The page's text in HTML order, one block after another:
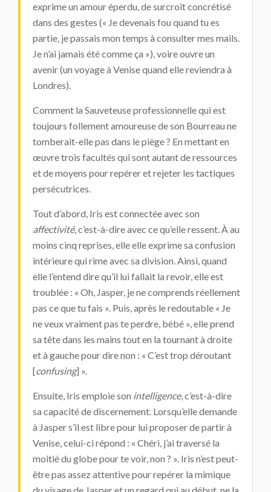
exprime un amour éperdu, de surcroît concrétisé
dans des gestes (« Je devenais fou quand tu es
partie, je passais mon temps à consulter mes mails.
Je n’ai jamais été comme ça »), voire ouvre un
avenir (un voyage à Venise quand elle reviendra à
Londres).
Comment la Sauveteuse professionnelle qui est
toujours follement amoureuse de son Bourreau ne
tomberait-elle pas dans le piège ? En mettant en
œuvre trois facultés qui sont autant de ressources
et de moyens pour repérer et rejeter les tactiques
persécutrices.
Tout d’abord, Iris est connectée avec son
affectivité, c’est-à-dire avec ce qu’elle ressent. À au
moins cinq reprises, elle elle exprime sa confusion
intérieure qui rime avec sa division. Ainsi, quand
elle l’entend dire qu’il lui fallait la revoir, elle est
troublée : « Oh, Jasper, je ne comprends réellement
pas ce que tu fais ». Puis, après le redoutable « Je
ne veux vraiment pas te perdre, bébé », elle prend
sa tête dans les mains tout en la tournant à droite
et à gauche pour dire non : « C’est trop déroutant
[confusing] ».
Ensuite, Iris emploie son intelligence, c’est-à-dire
sa capacité de discernement. Lorsqu’elle demande
à Jasper s’il est libre pour lui proposer de partir à
Venise, celui-ci répond : « Chéri, j’ai traversé la
moitié du globe pour te voir, non ? ». Iris n’est peut-
être pas assez attentive pour repérer la mimique